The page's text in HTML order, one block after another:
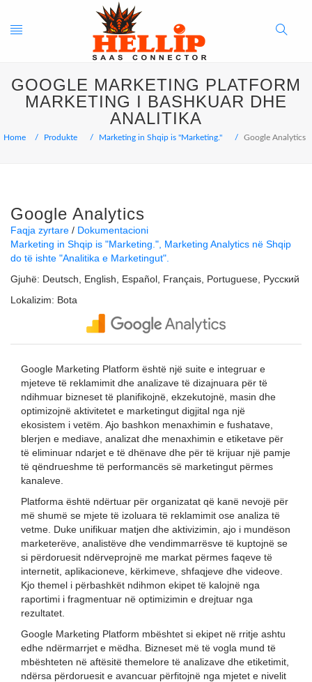
Toggle
navigation
Search
Button
GOOGLE MARKETING PLATFORM
MARKETING I BASHKUAR DHE
ANALITIKA
Home Produkte Marketing in Shqip is "Marketing." Google Analytics
Google Analytics
Faqja zyrtare
Dokumentacioni
Marketing in Shqip is "Marketing." Marketing Analytics në Shqip
do të ishte "Analitika e Marketingut".
Gjuhë: Deutsch English Español Français Portuguese Русский
Lokalizim: Bota
Google Marketing Platform është një suite e integruar e
mjeteve të reklamimit dhe analizave të dizajnuara për të
ndihmuar bizneset të planifikojnë, ekzekutojnë, masin dhe
optimizojnë aktivitetet e marketingut digjital nga një
ekosistem i vetëm. Ajo bashkon menaxhimin e fushatave,
blerjen e mediave, analizat dhe menaxhimin e etiketave për
të eliminuar ndarjet e të dhënave dhe për të krijuar një pamje
të qëndrueshme të performancës së marketingut përmes
kanaleve.
Platforma është ndërtuar për organizatat që kanë nevojë për
më shumë se mjete të izoluara të reklamimit ose analiza të
vetme. Duke unifikuar matjen dhe aktivizimin, ajo i mundëson
marketerëve, analistëve dhe vendimmarrësve të kuptojnë se
si përdoruesit ndërveprojnë me markat përmes faqeve të
internetit, aplikacioneve, kërkimeve, shfaqjeve dhe videove.
Kjo themel i përbashkët ndihmon ekipet të kalojnë nga
raportimi i fragmentuar në optimizimin e drejtuar nga
rezultatet.
Google Marketing Platform mbështet si ekipet në rritje ashtu
edhe ndërmarrjet e mëdha. Bizneset më të vogla mund të
mbështeten në aftësitë themelore të analizave dhe etiketimit,
ndërsa përdoruesit e avancuar përfitojnë nga mjetet e nivelit